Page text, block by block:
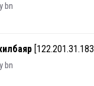
bn
[122.201.31.183]
bn